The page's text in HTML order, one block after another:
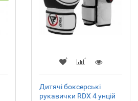
Дитячі боксерські
рукавички RDX 4 унцій